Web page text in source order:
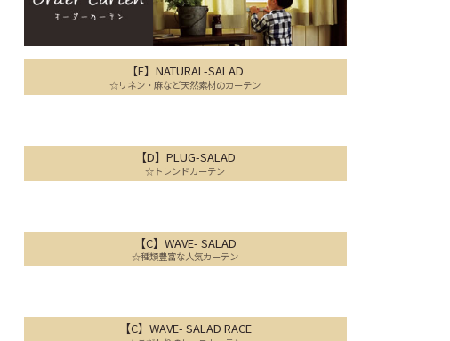
【E】NATURAL-SALAD
☆リネン・麻など天然素材のカーテン
【D】PLUG-SALAD
☆トレンドカーテン
【C】WAVE- SALAD
☆種類豊富な人気カーテン
【C】WAVE- SALAD RACE